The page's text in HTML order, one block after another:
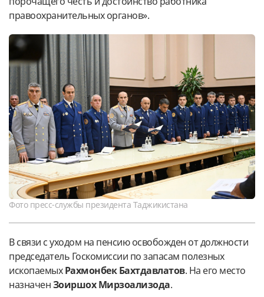
правоохранительных органов».
Фото пресс-службы президента Таджикистана
В связи с уходом на пенсию освобожден от должности
председатель Госкомиссии по запасам полезных
ископаемыхРахмонбек Бахтдавлатов. На его место
назначенЗоиршох Мирзоализода.